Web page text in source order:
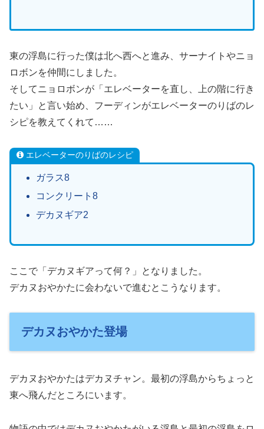
東の浮島に行った僕は北へ西へと進み、サーナイトやニョ
ロボンを仲間にしました。
そしてニョロボンが「エレベーターを直し、上の階に行き
たい」と言い始め、フーディンがエレベーターのりばのレ
シピを教えてくれて……
エレベーターのりばのレシピ
ガラス8
コンクリート8
デカヌギア2
ここで「デカヌギアって何？」となりました。
デカヌおやかたに会わないで進むとこうなります。
デカヌおやかた登場
デカヌおやかたはデカヌチャン。最初の浮島からちょっと
東へ飛んだところにいます。